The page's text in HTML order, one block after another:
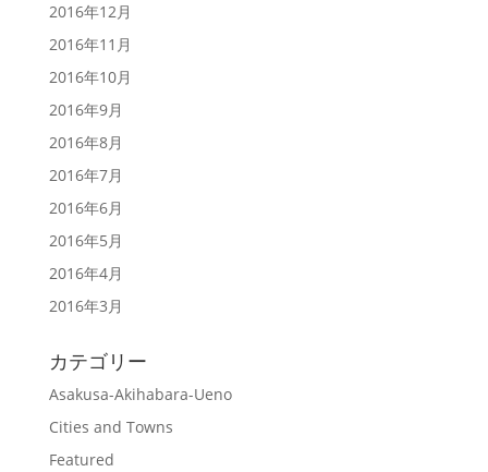
2016年12月
2016年11月
2016年10月
2016年9月
2016年8月
2016年7月
2016年6月
2016年5月
2016年4月
2016年3月
カテゴリー
Asakusa-Akihabara-Ueno
Cities and Towns
Featured